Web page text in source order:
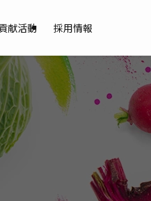
献活動 採用情報